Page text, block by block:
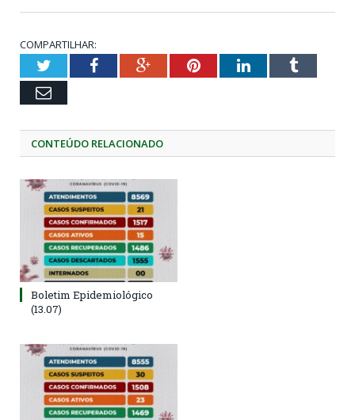
COMPARTILHAR:
TwitterFacebookGoogle+PinterestLinkedInTumblr
Email
CONTEÚDO RELACIONADO
Boletim Epidemiológico
(13.07)